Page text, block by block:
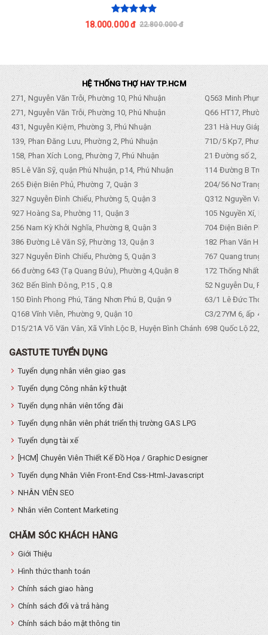
18.000.000 đ 22.800.000 đ
HỆ THỐNG THỢ HAY TP.HCM
271, Nguyễn Văn Trỗi, Phường 10, Phú Nhuận
Q563 Minh
271, Nguyễn Văn Trỗi, Phường 10, Phú Nhuận
Q66 HT17,
431, Nguyễn Kiệm, Phường 3, Phú Nhuận
231 Hà Huy Giáp,
139, Phan Đăng Lưu, Phường 2, Phú Nhuận
71D/5 Kp7,
158, Phan Xích Long, Phường 7, Phú Nhuận
21 Đường số 2,
85 Lê Văn Sỹ, quận Phú Nhuận, p14, Phú Nhuận
114 Đường B
265 Điện Biên Phủ, Phường 7, Quận 3
204/56 Nơ Trang
327 Nguyễn Đình Chiểu, Phường 5, Quận 3
Q312 Nguyền
927 Hoàng Sa, Phường 11, Quận 3
105 Nguyền Xí,
256 Nam Kỳ Khởi Nghĩa, Phường 8, Quận 3
704 Điện Biên
386 Đường Lê Văn Sỹ, Phường 13, Quận 3
182 Phan Văn
327 Nguyễn Đình Chiểu, Phường 5, Quận 3
767 Quang trung,
66 đường 643 (Tạ Quang Bửu), Phường 4,Quận 8
172 Thống Nhất.
362 Bến Bình Đông, P.15 , Q.8
52 Nguyễn Du,
150 Đình Phong Phú, Tăng Nhơn Phú B, Quận 9
63/1 Lê Đức Thọ,
Q168 Vĩnh Viễn, Phường 9, Quận 10
C3/27YM 6, ấp 4,
D15/21A Võ Văn Vân, Xã Vĩnh Lộc B, Huyện Bình Chánh 698 Quốc Lộ 22,
GASTUTE TUYỂN DỤNG
Tuyển dụng nhân viên giao gas
Tuyển dụng Công nhân kỹ thuật
Tuyển dụng nhân viên tổng đài
Tuyển dụng nhân viên phát triển thị trường GAS LPG
Tuyển dụng tài xế
[HCM] Chuyên Viên Thiết Kế Đồ Họa / Graphic Designer
Tuyển dụng Nhân Viên Front-End Css-Html-Javascript
NHÂN VIÊN SEO
Nhân viên Content Marketing
CHĂM SÓC KHÁCH HÀNG
Giới Thiệu
Hình thức thanh toán
Chính sách giao hàng
Chính sách đổi và trả hàng
Chính sách bảo mật thông tin